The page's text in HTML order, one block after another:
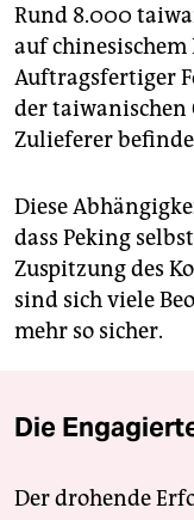
Rund 8.000
auf
Auftragsfertiger
der taiwanischen
Zulieferer
Diese
dass Peking
Zuspitzung des
sind sich viele
mehr so sicher.
Die
Der drohende